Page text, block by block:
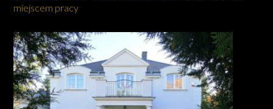
miejscem pracy